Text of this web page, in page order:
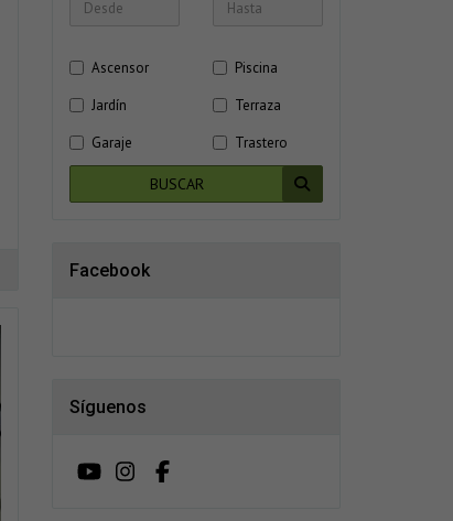
Ascensor
Piscina
Jardín
Terraza
Garaje
Trastero
BUSCAR
Facebook
Síguenos